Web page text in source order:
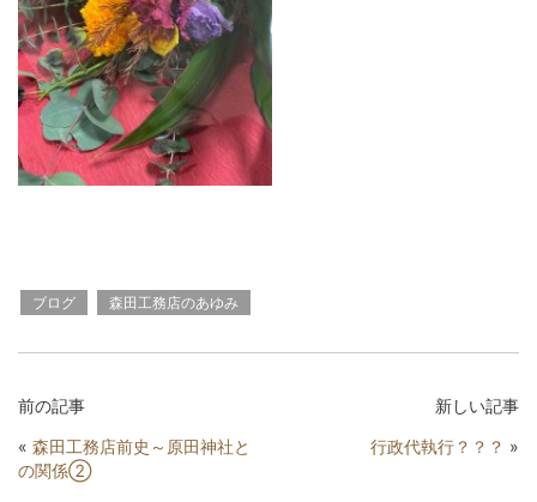
ブログ 森田工務店のあゆみ
前の記事
« 森田工務店前史～原田神社と
の関係②
新しい記事
行政代執行？？？ »